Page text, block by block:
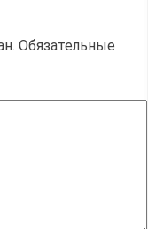
Обязательные